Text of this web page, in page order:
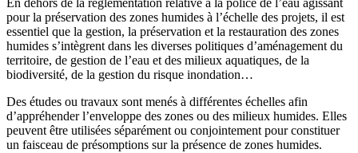
En dehors de la réglementation relative à la police de l’eau agissant
pour la préservation des zones humides à l’échelle des projets, il est
essentiel que la gestion, la préservation et la restauration des zones
humides s’intègrent dans les diverses politiques d’aménagement du
territoire, de gestion de l’eau et des milieux aquatiques, de la
biodiversité, de la gestion du risque inondation…
Des études ou travaux sont menés à différentes échelles afin
d’appréhender l’enveloppe des zones ou des milieux humides. Elles
peuvent être utilisées séparément ou conjointement pour constituer
un faisceau de présomptions sur la présence de zones humides.